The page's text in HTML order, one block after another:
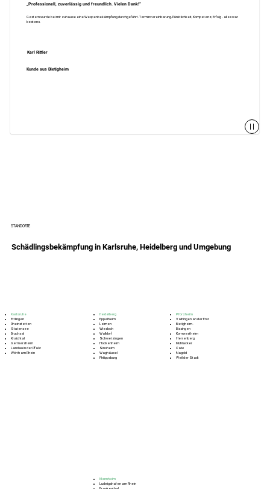
„Professionell, zuverlässig und freundlich. Vielen Dank!“
Gestern wurde bei mir zuhause eine Wespenbekämpfung durchgeführt. Terminvereinbarung, Pünktlichkeit, Kompetenz, Erfolg - alles war
bestens.
Karl Rittler
Kunde aus Bietigheim
STANDORTE
Schädlingsbekämpfung in Karlsruhe, Heidelberg und Umgebung
Karlsruhe
Ettlingen
Rheinstetten
Stutensee
Bruchsal
Kraichtal
Germersheim
Landau in der Pfalz
Wörth am Rhein
Heidelberg
Eppelheim
Leimen
Wiesloch
Walldorf
Schwetzingen
Hockenheim
Sinsheim
Waghäusel
Philippsburg
Mannheim
Ludwigshafen am Rhein
Frankenthal
Pforzheim
Vaihingen an der Enz
Bietigheim‑
Bissingen
Kornwestheim
Herrenberg
Mühlacker
Calw
Nagold
Weil der Stadt